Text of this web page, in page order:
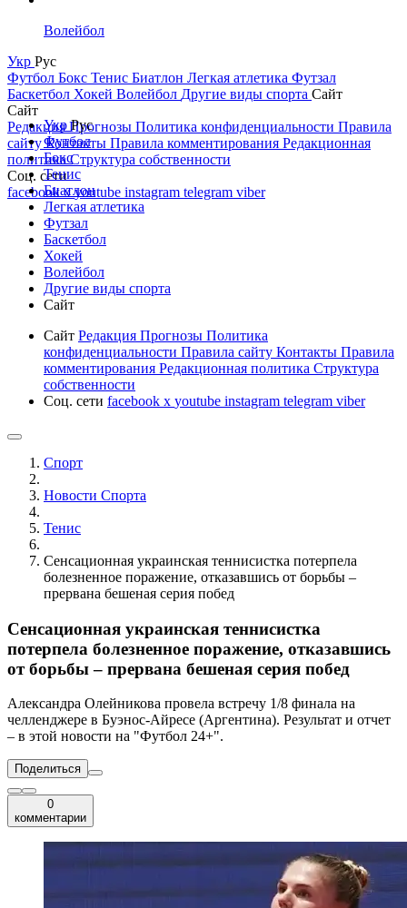
Волейбол
Укр Рус
Футбол Бокс Тенис Биатлон Легкая атлетика Футзал
Баскетбол Хокей Волейбол Другие виды спорта Сайт
Сайт
РедакцияПрогнозы Политика конфиденциальности Правила
сайтуКонтакты Правила комментирования Редакционная
политикаСтруктура собственности
Соц. сети
facebookxyoutube instagram telegram viber
УкрРус
Футбол
Бокс
Тенис
Биатлон
Легкая атлетика
Футзал
Баскетбол
Хокей
Волейбол
Другие виды спорта
Сайт
Сайт Редакция Прогнозы Политика
конфиденциальности Правила сайту Контакты Правила
комментирования Редакционная политика Структура
собственности
Соц. сети facebook x youtube instagram telegram viber
Спорт
Новости Cпорта
Тенис
Сенсационная украинская теннисистка потерпела
болезненное поражение, отказавшись от борьбы –
прервана бешеная серия побед
Сенсационная украинская теннисистка
потерпела болезненное поражение, отказавшись
от борьбы – прервана бешеная серия побед
Александра Олейникова провела встречу 1/8 финала на
челленджере в Буэнос-Айресе (Аргентина). Результат и отчет
– в этой новости на "Футбол 24+".
Поделиться
0
комментарии